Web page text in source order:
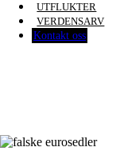
UTFLUKTER
VERDENSARV
Kontakt oss